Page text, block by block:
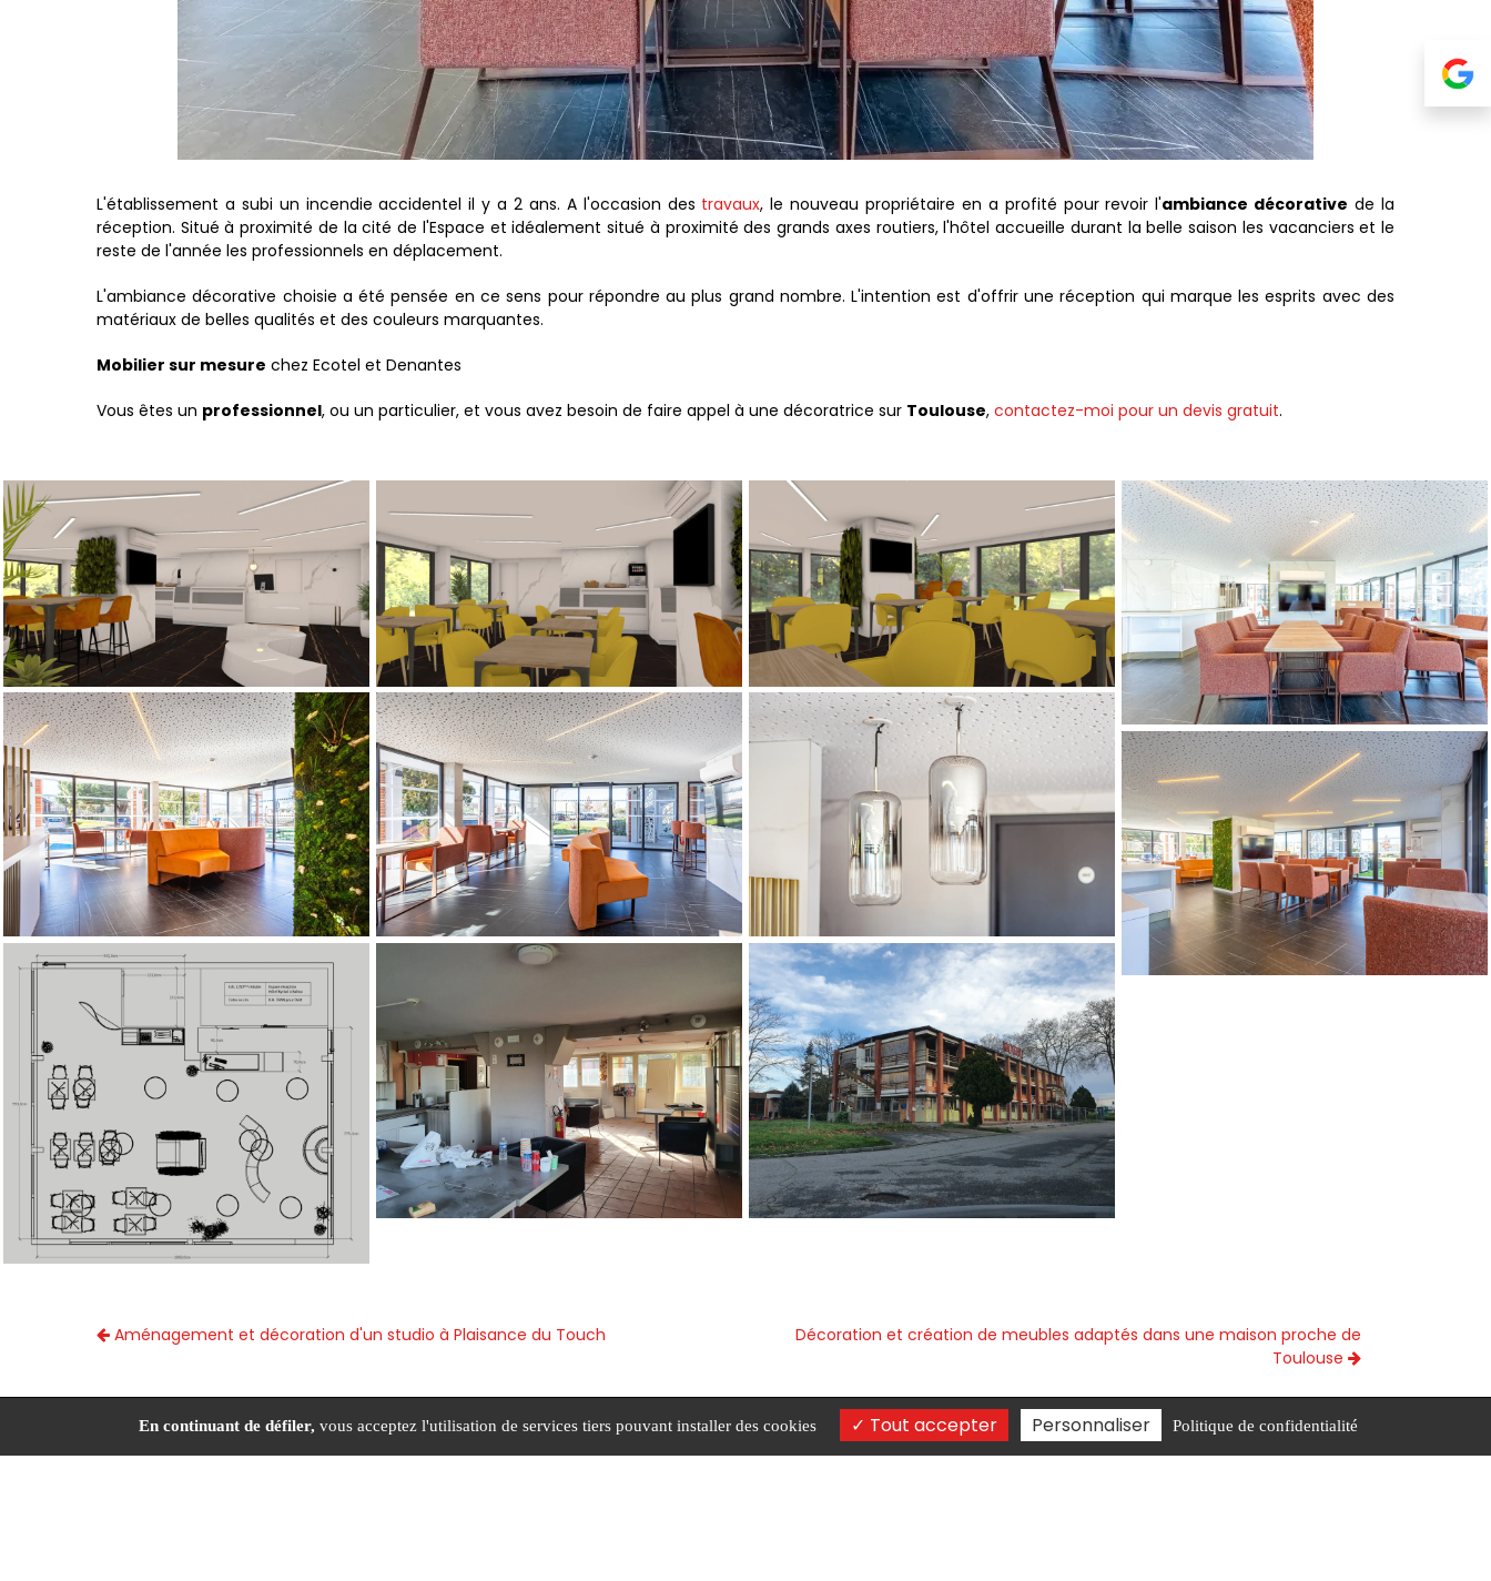
L'établissement a subi un incendie accidentel il y a 2 ans. A l'occasion des travaux, le nouveau propriétaire en a profité pour revoir l'ambiance décorative de la
réception. Situé à proximité de la cité de l'Espace et idéalement situé à proximité des grands axes routiers, l'hôtel accueille durant la belle saison les vacanciers et le
reste de l'année les professionnels en déplacement.
L'ambiance décorative choisie a été pensée en ce sens pour répondre au plus grand nombre. L'intention est d'offrir une réception qui marque les esprits avec des
matériaux de belles qualités et des couleurs marquantes.
Mobilier sur mesure chez Ecotel et Denantes
Vous êtes un professionnel, ou un particulier, et vous avez besoin de faire appel à une décoratrice sur Toulouse, contactez-moi pour un devis gratuit.
Aménagement et décoration d'un studio à Plaisance du Touch
Décoration et création de meubles adaptés dans une maison proche de
Toulouse
29 chemin de Lestang, 31100 Toulouse 06 01 24 21 57 kht@dakt.fr
En continuant de défiler, vous acceptez l'utilisation de services tiers pouvant installer des cookies Tout accepter Personnaliser Politique de confidentialité